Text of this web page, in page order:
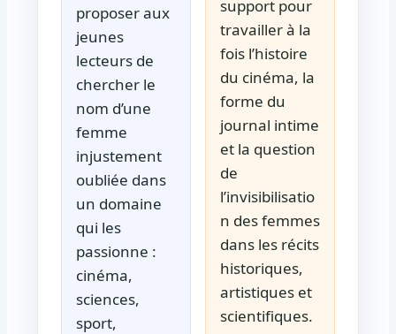
proposer aux
jeunes
lecteurs de
chercher le
nom d’une
femme
injustement
oubliée dans
un domaine
qui les
passionne :
cinéma,
sciences,
sport,
support pour
travailler à la
fois l’histoire
du cinéma, la
forme du
journal intime
et la question
de
l’invisibilisatio
n des femmes
dans les récits
historiques,
artistiques et
scientifiques.